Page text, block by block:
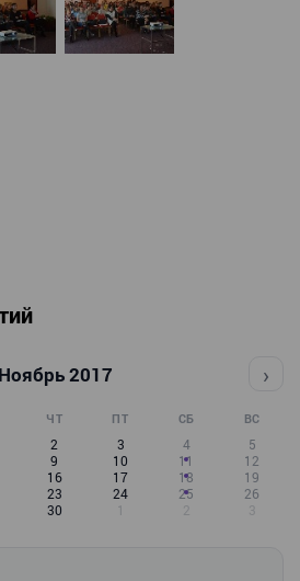
Ноябрь 2017 ›
ЧТ ПТ СБ ВС
2 3 4
5
9 10 11
12
16 17 18
19
23 24 25
26
30 1 2 3